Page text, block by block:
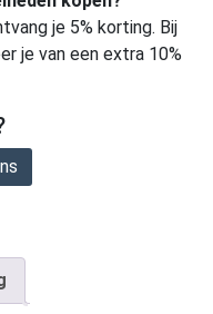
je 5% korting. Bij
je van een extra 10%